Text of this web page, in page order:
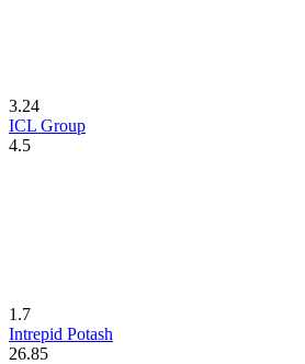
3.24
ICL Group
4.5
1.7
Intrepid Potash
26.85